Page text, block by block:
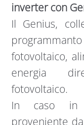
inverter con
Il Genius,
fotovoltaico,
energia
fotovoltaico.
In caso in
proveniente